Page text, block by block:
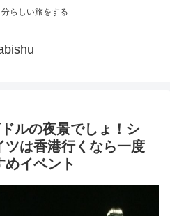
らしい旅をする
ルの夜景でしょ！シ
ツは香港行くなら一度
イベント